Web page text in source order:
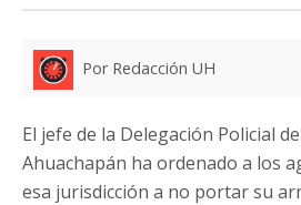
Por Redacción UH
El jefe de la Delegación Policial
Ahuachapán ha ordenado a los
esa jurisdicción a no portar su